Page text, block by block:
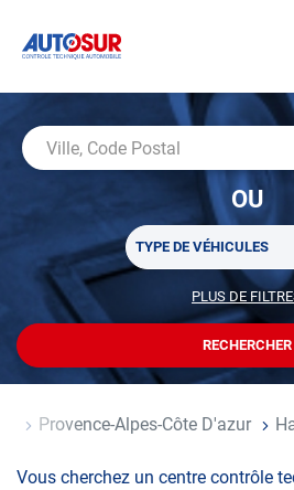
Code
Postal
OU
Sélectionner
un
plusieurs
recherche
TYPE DE VÉHICULES
PLUS DE
POUR
VOTRE
RECHERCHE
RECHERCHER
UN
Provence-Alpes-Côte D'azur
Vous cherchez un centre contrôle